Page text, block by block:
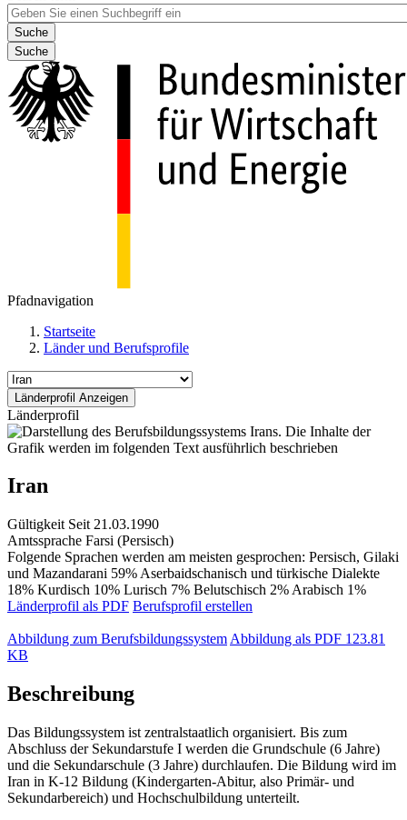
Suche
Pfadnavigation
Startseite
Länder und Berufsprofile
Länderprofil
Iran
Gültigkeit Seit 21.03.1990
Amtssprache Farsi (Persisch)
Folgende Sprachen werden am meisten gesprochen: Persisch, Gilaki
und Mazandarani 59% Aserbaidschanisch und türkische Dialekte
18% Kurdisch 10% Lurisch 7% Belutschisch 2% Arabisch 1%
Länderprofil als PDF Berufsprofil erstellen
Abbildung zum Berufsbildungssystem Abbildung als PDF 123.81
KB
Beschreibung
Das Bildungssystem ist zentralstaatlich organisiert. Bis zum
Abschluss der Sekundarstufe I werden die Grundschule (6 Jahre)
und die Sekundarschule (3 Jahre) durchlaufen. Die Bildung wird im
Iran in K-12 Bildung (Kindergarten-Abitur, also Primär- und
Sekundarbereich) und Hochschulbildung unterteilt.